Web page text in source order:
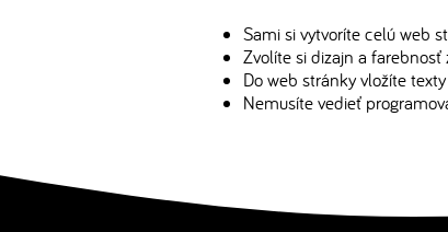
Sami si vytvoríte celú web
Zvolíte si dizajn a
Do web stránky vložíte
Nemusíte vedieť